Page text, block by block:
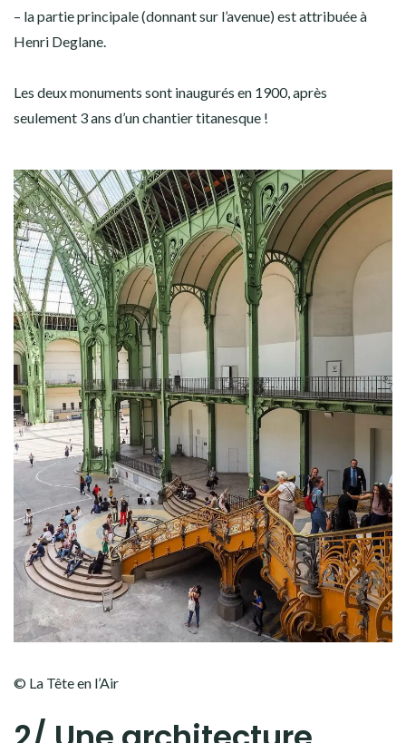
– la partie principale (donnant sur l’avenue) est attribuée à
Henri Deglane.
Les deux monuments sont inaugurés en 1900, après
seulement 3 ans d’un chantier titanesque !
© La Tête en l’Air